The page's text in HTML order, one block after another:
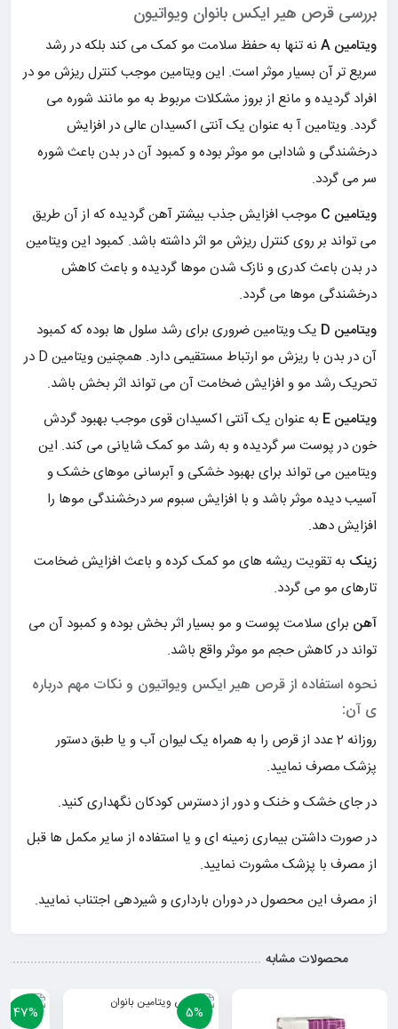
بررسی قرص هیر ایکس بانوان ویواتیون
ویتامین A
نه تنها به حفظ سلامت مو کمک می کند بلکه در رشد
سریع تر آن بسیار موثر است. این ویتامین موجب کنترل ریزش مو در
افراد گردیده و مانع از بروز مشکلات مربوط به مو مانند شوره می
گردد. ویتامین آ به عنوان یک آنتی اکسیدان عالی در افزایش
درخشندگی و شادابی مو موثر بوده و کمبود آن در بدن باعث شوره
سر می گردد.
ویتامین C
موجب افزایش جذب بیشتر آهن گردیده که از آن طریق
می تواند بر روی کنترل ریزش مو اثر داشته باشد. کمبود این ویتامین
در بدن باعث کدری و نازک شدن موها گردیده و باعث کاهش
درخشندگی موها می گردد.
ویتامین D
یک ویتامین ضروری برای رشد سلول ها بوده که کمبود
آن در بدن با ریزش مو ارتباط مستقیمی دارد. همچنین ویتامین D در
تحریک رشد مو و افزایش ضخامت آن می تواند اثر بخش باشد.
ویتامین E
به عنوان یک آنتی اکسیدان قوی موجب بهبود گردش
خون در پوست سر گردیده و به رشد مو کمک شایانی می کند. این
ویتامین می تواند برای بهبود خشکی و آبرسانی موهای خشک و
آسیب دیده موثر باشد و با افزایش سبوم سر درخشندگی موها را
افزایش دهد.
زینک به تقویت ریشه های مو کمک کرده و باعث افزایش ضخامت
تارهای مو می گردد.
آهن برای سلامت پوست و مو بسیار اثر بخش بوده و کمبود آن می
تواند در کاهش حجم مو موثر واقع باشد.
نحوه استفاده از قرص هیر ایکس ویواتیون و نکات مهم درباره
ی آن:
روزانه 2 عدد از قرص را به همراه یک لیوان آب و یا طبق دستور
پزشک مصرف نمایید.
در جای خشک و خنک و دور از دسترس کودکان نگهداری کنید.
در صورت داشتن بیماری زمینه ای و یا استفاده از سایر مکمل ها قبل
از مصرف با پزشک مشورت نمایید.
از مصرف این محصول در دوران بارداری و شیردهی اجتناب نمایید.
محصولات مشابه
5%
47%